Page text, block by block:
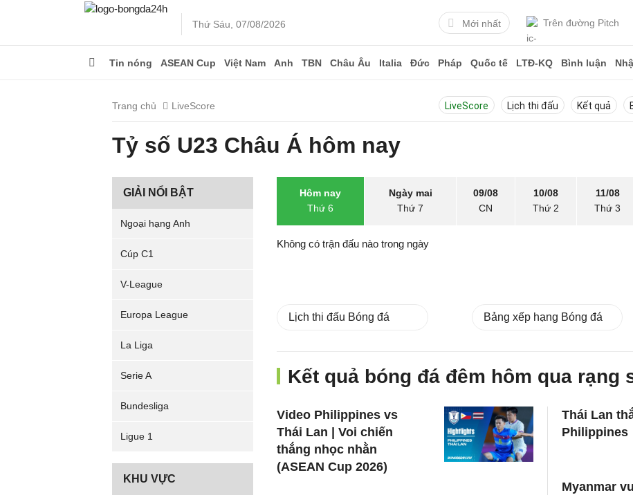
Thứ Sáu, 07/08/2026 Mới nhất Trên đường Pitch
Tin nóng ASEAN Cup Việt Nam Anh TBN Châu Âu Italia Đức Pháp Quốc tế LTĐ-KQ Bình luận
Trang chủ LiveScore LiveScore Lịch thi đấu Kết quả
Tỷ số U23 Châu Á hôm nay
GIẢI NỔI BẬT
Ngoại hạng Anh
Cúp C1
V-League
Europa League
La Liga
Serie A
Bundesliga
Ligue 1
KHU VỰC
Hôm nay
Thứ 6
Ngày mai
Thứ 7
09/08
CN
10/08
Thứ 2
11/08
Thứ 3
Không có trận đấu nào trong ngày
Lịch thi đấu Bóng đá Bảng xếp hạng Bóng đá
Kết quả bóng đá đêm hôm qua rạng
Video Philippines vs
Thái Lan | Voi chiến
thắng nhọc nhằn
(ASEAN Cup 2026)
Thái Lan
Philippines
Myanmar